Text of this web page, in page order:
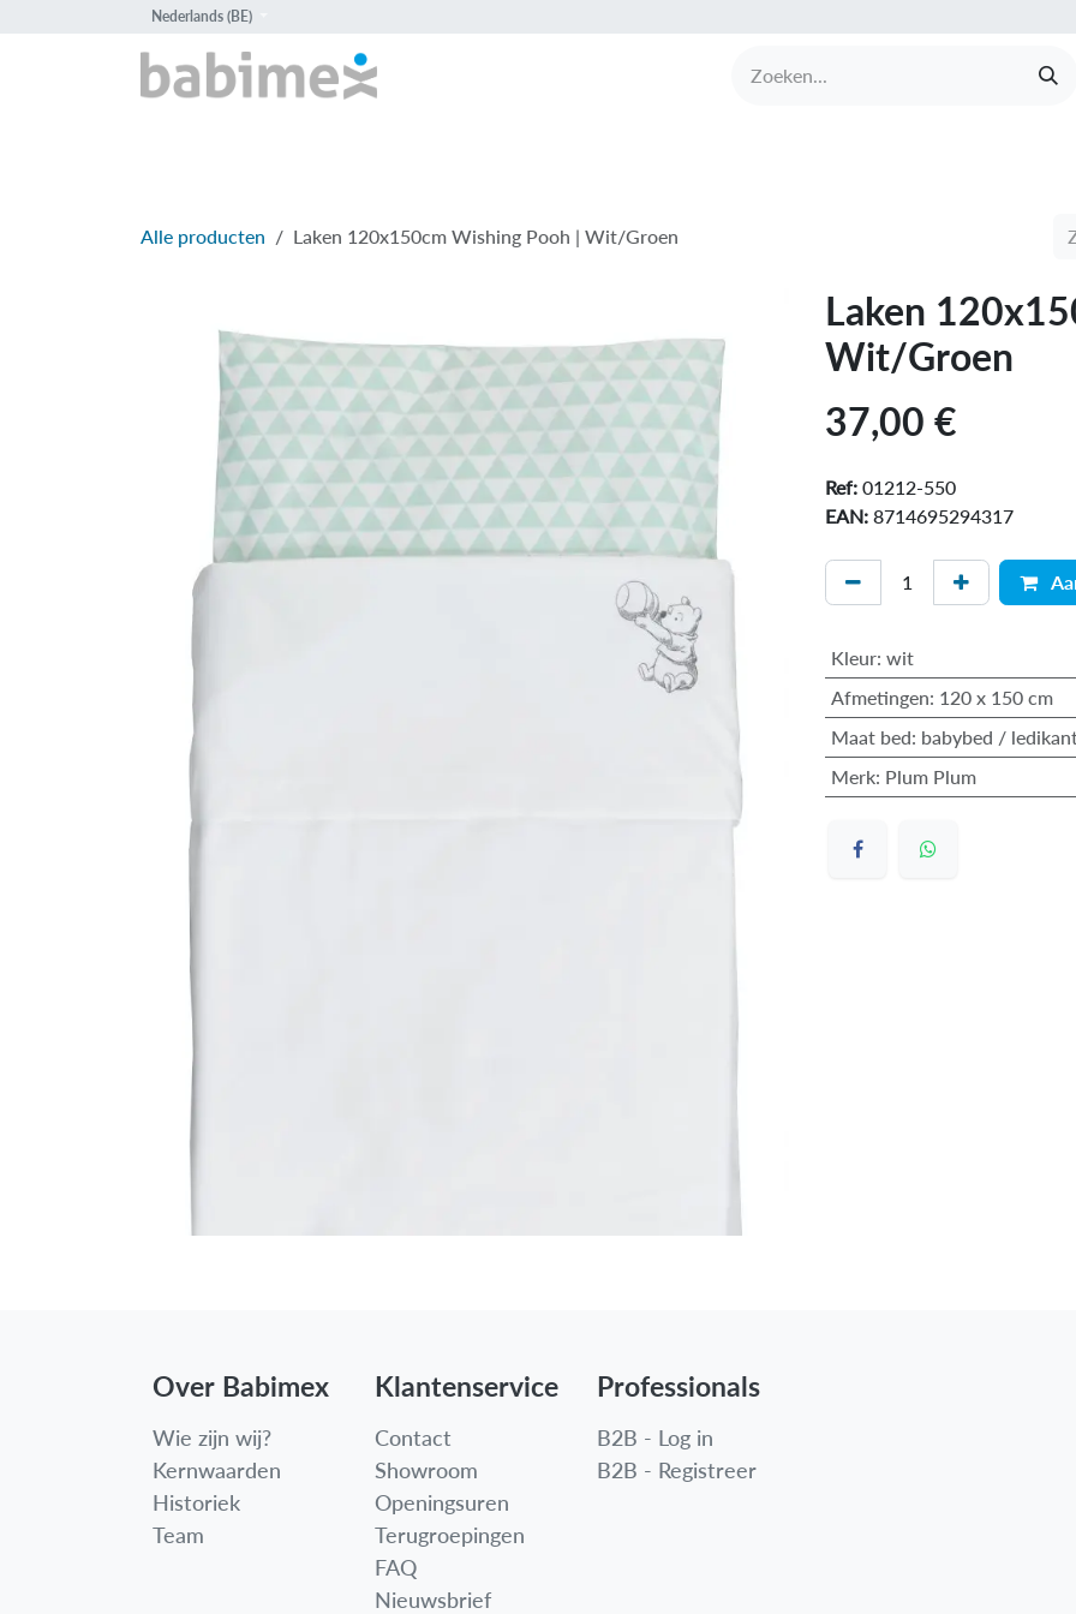
Overslaan naar inhoudNederlands (BE)
Alle producten Laken 120x150cm Wishing Pooh | Wit/Groen
Laken
Wit/Groen
37,00 €
Ref: 01212-550
EAN: 8714695294317
Kleur: wit
Afmetingen: 120 x 150 cm
Maat bed: babybed /
Merk: Plum Plum
Over Babimex
Wie zijn wij?
Kernwaarden
Historiek
Team
Klantenservice
Contact
Showroom
Openingsuren
Terugroepingen
FAQ
Nieuwsbrief
Professionals
B2B - Log in
B2B - Registreer